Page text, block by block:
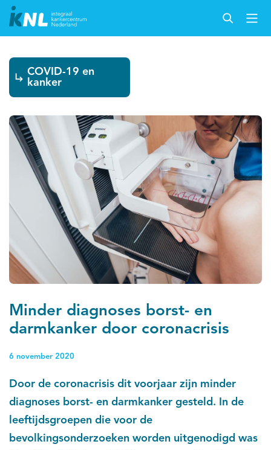
Minder diagnoses borst- en
darmkanker door coronacrisis
6 november 2020
Door de coronacrisis dit voorjaar zijn minder
diagnoses borst- en darmkanker gesteld. In de
leeftijdsgroepen die voor de
bevolkingsonderzoeken worden uitgenodigd was
COVID-19 en
kanker